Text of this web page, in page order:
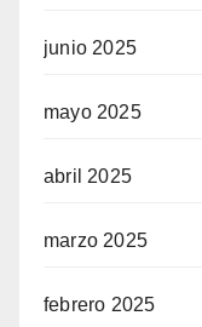
junio 2025
mayo 2025
abril 2025
marzo 2025
febrero 2025